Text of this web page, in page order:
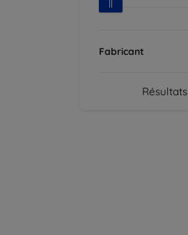
Fabricant
Résultats